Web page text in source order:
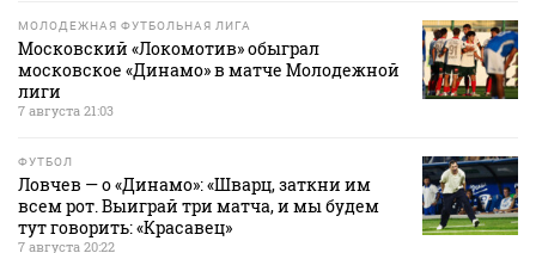
МОЛОДЕЖНАЯ ФУТБОЛЬНАЯ ЛИГА
Московский «Локомотив» обыграл
московское «Динамо» в матче Молодежной
лиги
7 августа 21:03
ФУТБОЛ
Ловчев — о «Динамо»: «Шварц, заткни им
всем рот. Выиграй три матча, и мы будем
тут говорить: «Красавец»
7 августа 20:22